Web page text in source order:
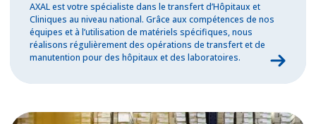
AXAL est votre spécialiste dans le transfert d’Hôpitaux et
Cliniques au niveau national. Grâce aux compétences de nos
équipes et à l’utilisation de matériels spécifiques, nous
réalisons régulièrement des opérations de transfert et de
manutention pour des hôpitaux et des laboratoires.